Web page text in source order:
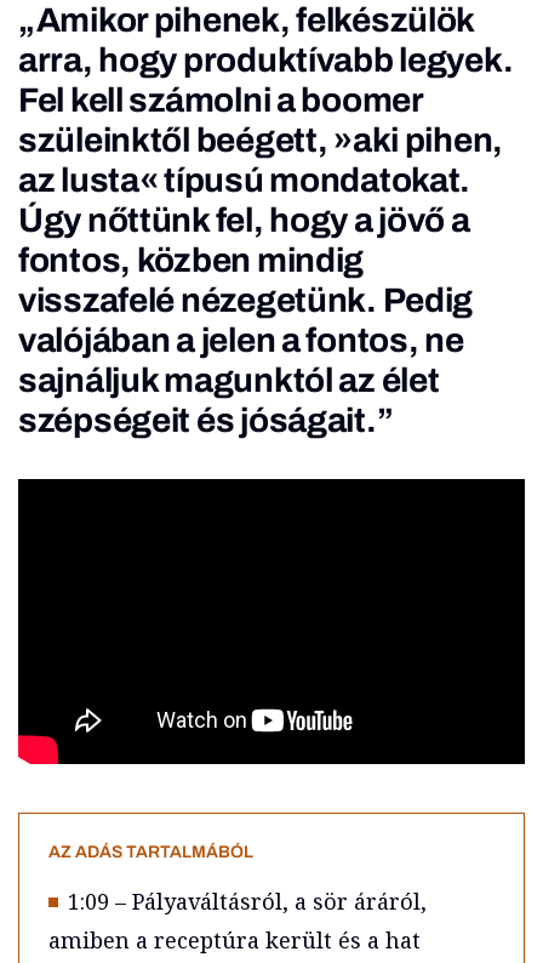
„Amikor pihenek, felkészülök
arra, hogy produktívabb legyek.
Fel kell számolni a boomer
szüleinktől beégett, »aki pihen,
az lusta« típusú mondatokat.
Úgy nőttünk fel, hogy a jövő a
fontos, közben mindig
visszafelé nézegetünk. Pedig
valójában a jelen a fontos, ne
sajnáljuk magunktól az élet
szépségeit és jóságait.”
AZ ADÁS TARTALMÁBÓL
1:09 – Pályaváltásról, a sör áráról,
amiben a receptúra került és a hat